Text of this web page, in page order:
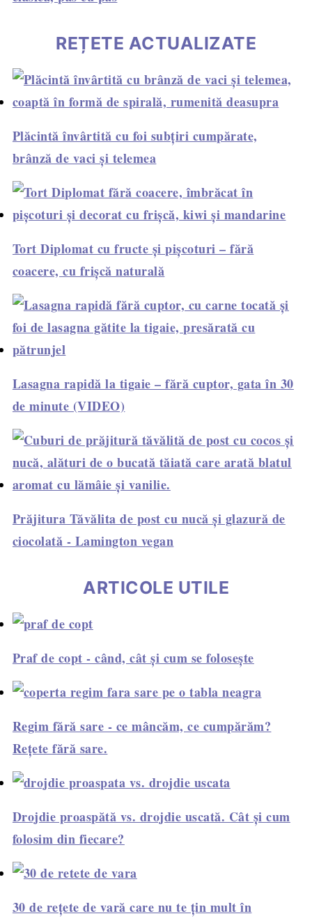
REȚETE ACTUALIZATE
Plăcintă învârtită cu foi subțiri cumpărate,
brânză de vaci și telemea
Tort Diplomat cu fructe și pișcoturi – fără
coacere, cu frișcă naturală
Lasagna rapidă la tigaie – fără cuptor, gata în 30
de minute (VIDEO)
Prăjitura Tăvălita de post cu nucă și glazură de
ciocolată - Lamington vegan
ARTICOLE UTILE
Praf de copt - când, cât și cum se folosește
Regim fără sare - ce mâncăm, ce cumpărăm?
Rețete fără sare.
Drojdie proaspătă vs. drojdie uscată. Cât și cum
folosim din fiecare?
30 de rețete de vară care nu te țin mult în